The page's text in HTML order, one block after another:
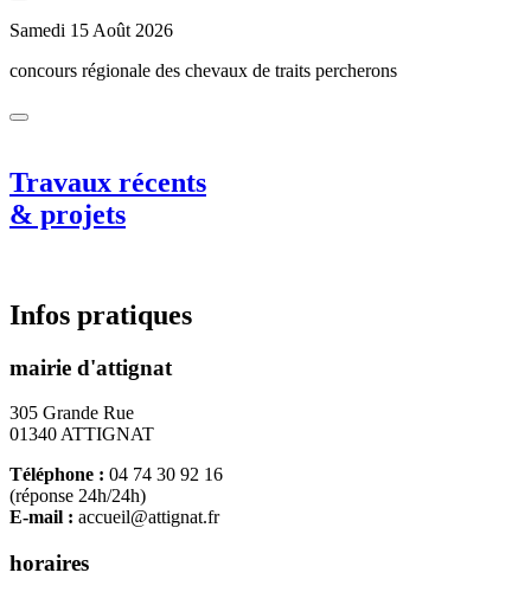
Samedi 15 Août 2026
concours régionale des chevaux de traits percherons
Travaux récents
& projets
Infos pratiques
mairie d'attignat
305 Grande Rue
01340 ATTIGNAT
Téléphone : 04 74 30 92 16
(réponse 24h/24h)
E-mail : accueil@attignat.fr
horaires